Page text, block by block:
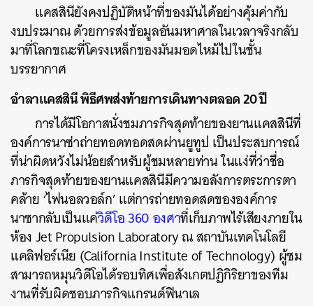
แคสสินียังคงปฏิบัติหน้าที่ของมันได้อย่างคุ้มค่ากับ
งบประมาณ ด้วยการส่งข้อมูลอันมหาศาลในเวลาจริงกลับ
มาที่โลกขณะที่โครงเหล็กของมันมอดไหม้ไปในชั้น
บรรยากาศ
อำลาแคสสินี พิธีศพส่งท้ายการเดินทางตลอด 20 ปี
การได้มีโอกาสนั่งชมภารกิจสุดท้ายของยานแคสสินีที่
องค์การนาซ่าถ่ายทอดทอดสดผ่านยูทูป เป็นประสบการณ์
ที่น่าผิดหวังไม่น้อยสำหรับผู้ชมหลายท่าน ในแง่ที่ว่าชื่อ
ภารกิจสุดท้ายของยานแคสสินีมีความอลังการตระการตา
คล้าย ‘ไฟนอลวอล์ก’ แต่การถ่ายทอดสดขององค์การ
นาซากลับเป็นแค่วิดีโอ 360 องศาที่เก็บภาพไร้เสียงภายใน
ห้อง Jet Propulsion Laboratory ณ สถาบันเทคโนโลยี
แคลิฟอร์เนีย (California Institute of Technology) ผู้ชม
สามารถหมุนวิดีโอได้รอบทิศเพื่อสังเกตปฏิกิริยาของทีม
งานที่รับผิดชอบภารกิจแกรนด์ฟินาเล